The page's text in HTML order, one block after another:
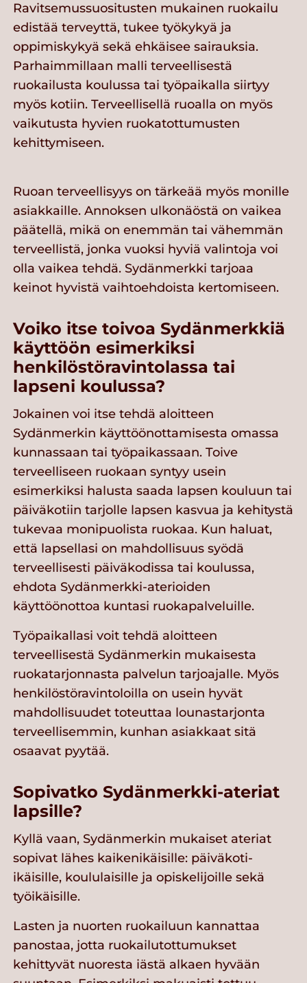
Ravitsemussuositusten mukainen ruokailu
edistää terveyttä, tukee työkykyä ja
oppimiskykyä sekä ehkäisee sairauksia.
Parhaimmillaan malli terveellisestä
ruokailusta koulussa tai työpaikalla siirtyy
myös kotiin. Terveellisellä ruoalla on myös
vaikutusta hyvien ruokatottumusten
kehittymiseen.
Ruoan terveellisyys on tärkeää myös monille
asiakkaille. Annoksen ulkonäöstä on vaikea
päätellä, mikä on enemmän tai vähemmän
terveellistä, jonka vuoksi hyviä valintoja voi
olla vaikea tehdä. Sydänmerkki tarjoaa
keinot hyvistä vaihtoehdoista kertomiseen.
Voiko itse toivoa Sydänmerkkiä
käyttöön esimerkiksi
henkilöstöravintolassa tai
lapseni koulussa?
Jokainen voi itse tehdä aloitteen
Sydänmerkin käyttöönottamisesta omassa
kunnassaan tai työpaikassaan. Toive
terveelliseen ruokaan syntyy usein
esimerkiksi halusta saada lapsen kouluun tai
päiväkotiin tarjolle lapsen kasvua ja kehitystä
tukevaa monipuolista ruokaa. Kun haluat,
että lapsellasi on mahdollisuus syödä
terveellisesti päiväkodissa tai koulussa,
ehdota Sydänmerkki-aterioiden
käyttöönottoa kuntasi ruokapalveluille.
Työpaikallasi voit tehdä aloitteen
terveellisestä Sydänmerkin mukaisesta
ruokatarjonnasta palvelun tarjoajalle. Myös
henkilöstöravintoloilla on usein hyvät
mahdollisuudet toteuttaa lounastarjonta
terveellisemmin, kunhan asiakkaat sitä
osaavat pyytää.
Sopivatko Sydänmerkki-ateriat
lapsille?
Kyllä vaan, Sydänmerkin mukaiset ateriat
sopivat lähes kaikenikäisille: päiväkoti-
ikäisille, koululaisille ja opiskelijoille sekä
työikäisille.
Lasten ja nuorten ruokailuun kannattaa
panostaa, jotta ruokailutottumukset
kehittyvät nuoresta iästä alkaen hyvään